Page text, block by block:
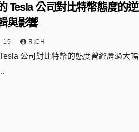
Tesla 公司對比特幣態度的逆
與影響
15 RICH
公司對比特幣的態度曾經歷過大幅